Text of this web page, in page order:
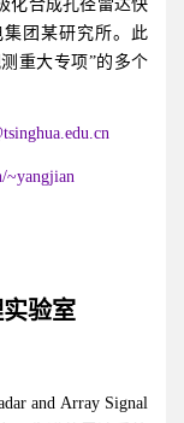
化合成孔径雷达快
团某研究所。此
重大专项”的多个
~yangjian
验室
and Array Signal